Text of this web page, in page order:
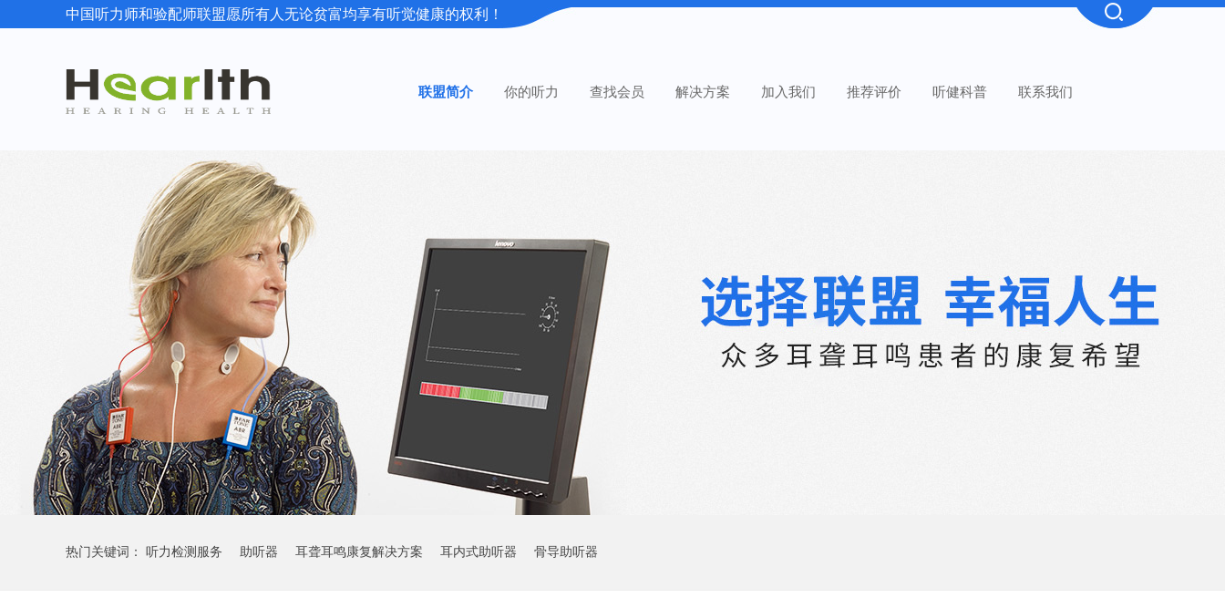
中国听力师和验配师联盟愿所有人无论贫富均享有听觉健康的权利！
联盟简介 你的听力 查找会员 解决方案 加入我们 推荐评价 听健科普 联系我们
热门关键词： 听力检测服务 助听器 耳聋耳鸣康复解决方案 耳内式助听器 骨导助听器